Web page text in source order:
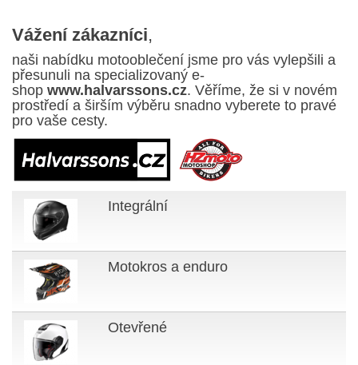
Vážení zákazníci,
naši nabídku motooblečení jsme pro vás vylepšili a
přesunuli na specializovaný e-
shop www.halvarssons.cz. Věříme, že si v novém
prostředí a širším výběru snadno vyberete to pravé
pro vaše cesty.
Integrální
Motokros a enduro
Otevřené